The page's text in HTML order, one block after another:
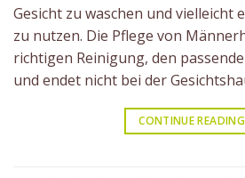
Gesicht zu waschen und vielleicht
zu nutzen. Die Pflege von
richtigen Reinigung, den
und endet nicht bei der
CONTINUE READING